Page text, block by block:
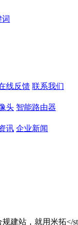
线反馈 联系我们
头 智能路由器
讯 企业新闻